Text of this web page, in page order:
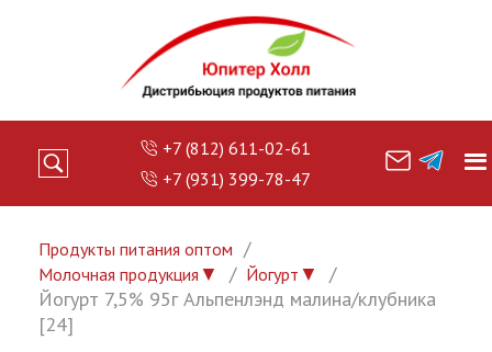
+7 (812) 611-02-61
+7 (931) 399-78-47
Продукты питания оптом
Молочная продукция ▼ Йогурт ▼
Йогурт 7,5% 95г Альпенлэнд малина/клубника
[24]